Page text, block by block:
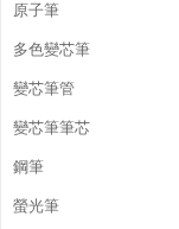
原子筆
多色變芯筆
變芯筆管
變芯筆筆芯
鋼筆
螢光筆